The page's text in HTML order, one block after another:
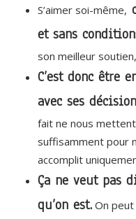
S’aimer soi-même,
et sans
son meilleur
C’est donc être
avec ses
fait ne nous mettent
suffisamment pour
accomplit
Ça ne veut pas
qu’on est. On